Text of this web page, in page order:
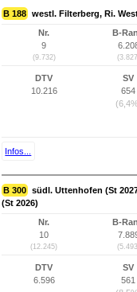
B 188 westl. Filterberg, Ri.
Nr.
9
(9.732)
B-
DTV
10.216
SV
654
Infos...
B 300 südl. Uttenhofen (St
(St 2026)
Nr.
10
(12.245)
B-
DTV
6.596
SV
561